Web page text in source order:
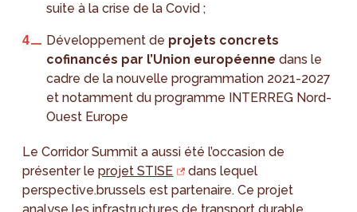
suite à la crise de la Covid ;
Développement de projets concrets
cofinancés par l’Union européenne dans le
cadre de la nouvelle programmation 2021-2027
et notamment du programme INTERREG Nord-
Ouest Europe
Le Corridor Summit a aussi été l’occasion de
présenter leprojet STISE
dans lequel
perspective.brussels est partenaire. Ce projet